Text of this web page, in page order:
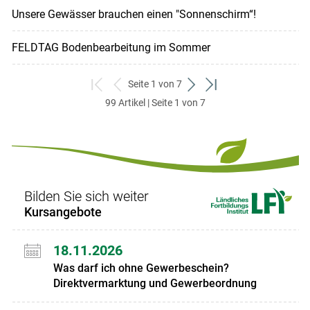
Unsere Gewässer brauchen einen "Sonnenschirm“!
FELDTAG Bodenbearbeitung im Sommer
zum
ersten
zurück
zum
Seite 1 von 7
weiter
zum
zum
99 Artikel | Seite 1 von 7
Bilden Sie sich weiter
Kursangebote
18.11.2026
Was darf ich ohne Gewerbeschein?
Direktvermarktung und Gewerbeordnung